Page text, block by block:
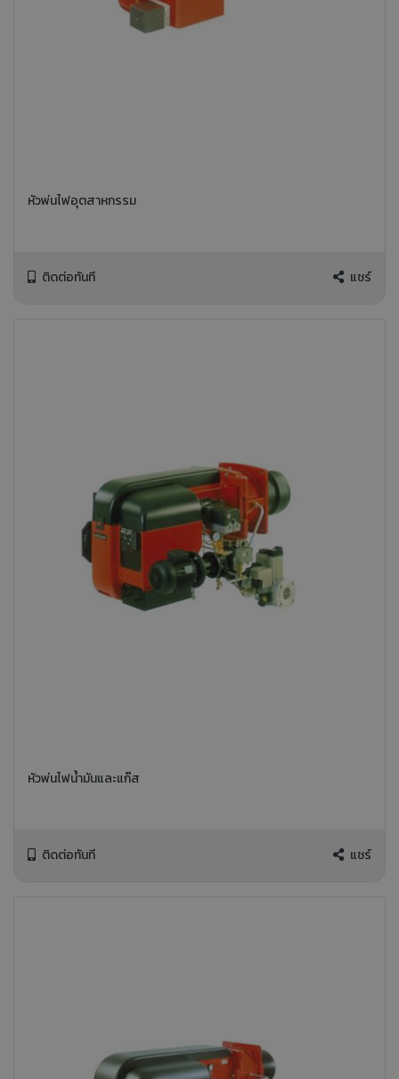
หัวพ่นไฟอุตสาหกรรม
ติดต่อทันที แชร์
หัวพ่นไฟน้ำมันและแก๊ส
ติดต่อทันที แชร์